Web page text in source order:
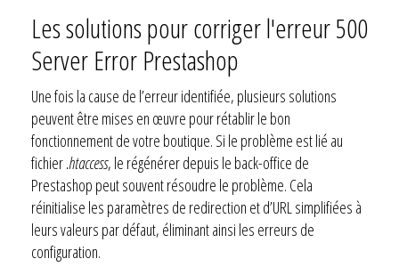
Les solutions pour corriger l'erreur 500
Server Error Prestashop
Une fois la cause de l’erreur identifiée, plusieurs solutions
peuvent être mises en œuvre pour rétablir le bon
fonctionnement de votre boutique. Si le problème est lié au
fichier.htaccess, le régénérer depuis le back-office de
Prestashop peut souvent résoudre le problème. Cela
réinitialise les paramètres de redirection et d’URL simplifiées à
leurs valeurs par défaut, éliminant ainsi les erreurs de
configuration.